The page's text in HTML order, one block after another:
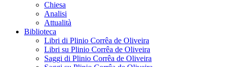
Chiesa
Analisi
Attualità
Biblioteca
Libri di Plinio Corrêa de Oliveira
Libri su Plinio Corrêa de Oliveira
Saggi di Plinio Corrêa de Oliveira